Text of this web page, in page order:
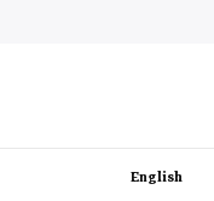
English